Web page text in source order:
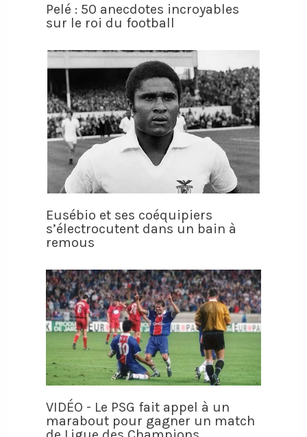
Pelé : 50 anecdotes incroyables
sur le roi du football
Eusébio et ses coéquipiers
s’électrocutent dans un bain à
remous
VIDÉO - Le PSG fait appel à un
marabout pour gagner un match